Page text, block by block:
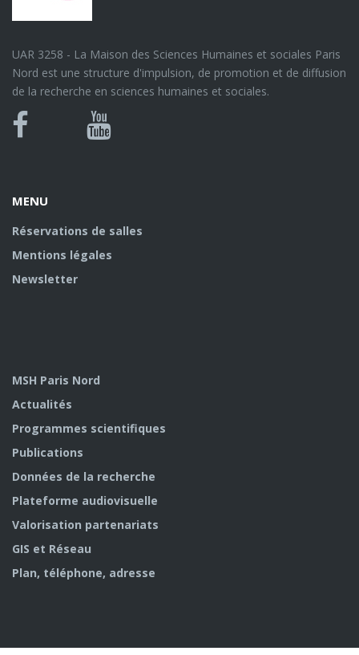
UAR 3258 - La Maison des Sciences Humaines et sociales Paris
Nord est une structure d'impulsion, de promotion et de diffusion
de la recherche en sciences humaines et sociales.
Bluesky
Canal
MENU
Réservations de salles
Mentions légales
Newsletter
MSH Paris Nord
Actualités
Programmes scientifiques
Publications
Données de la recherche
Plateforme audiovisuelle
Valorisation partenariats
GIS et Réseau
Plan, téléphone, adresse